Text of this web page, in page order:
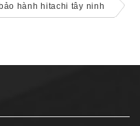
bảo hành hitachi tây ninh